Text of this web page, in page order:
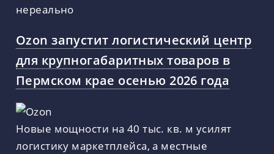
нереально
Ozon запустит логистический центр
для крупногабаритных товаров в
Пермском крае осенью 2026 года
Новые мощности на 40 тыс. кв. м усилят
логистику маркетплейса, а местные